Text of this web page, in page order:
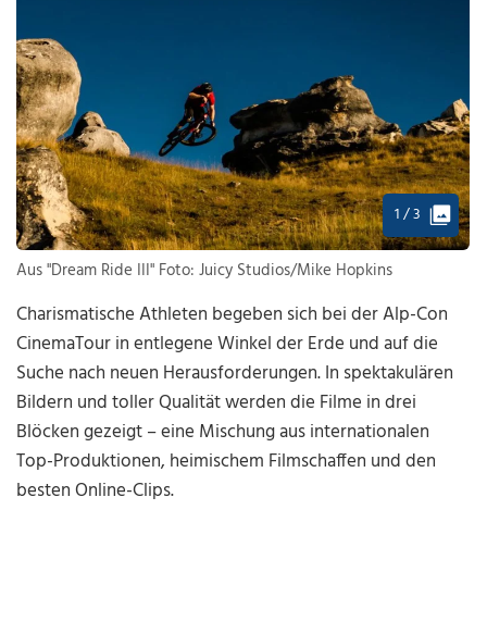
1 / 3
Aus "Dream Ride III" Foto: Juicy Studios/Mike Hopkins
Charismatische Athleten begeben sich bei der Alp-Con
CinemaTour in entlegene Winkel der Erde und auf die
Suche nach neuen Herausforderungen. In spektakulären
Bildern und toller Qualität werden die Filme in drei
Blöcken gezeigt – eine Mischung aus internationalen
Top-Produktionen, heimischem Filmschaffen und den
besten Online-Clips.